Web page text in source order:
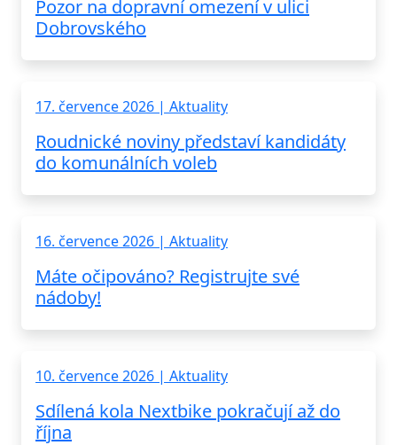
Pozor na dopravní omezení v ulici
Dobrovského
17. července 2026 | Aktuality
Roudnické noviny představí kandidáty
do komunálních voleb
16. července 2026 | Aktuality
Máte očipováno? Registrujte své
nádoby!
10. července 2026 | Aktuality
Sdílená kola Nextbike pokračují až do
října